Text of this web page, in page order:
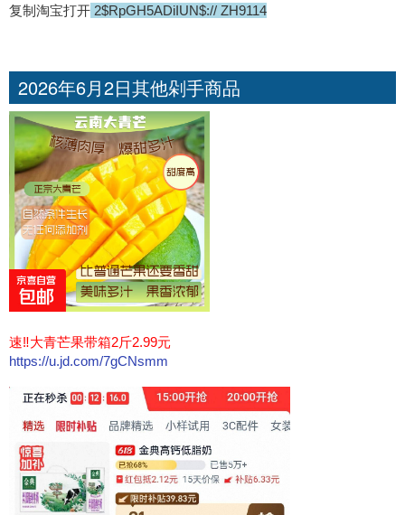
复制淘宝打开 2$RpGH5ADiIUN$:// ZH9114
2026年6月2日其他剁手商品
速‼大青芒果带箱2斤2.99元
https://u.jd.com/7gCNsmm